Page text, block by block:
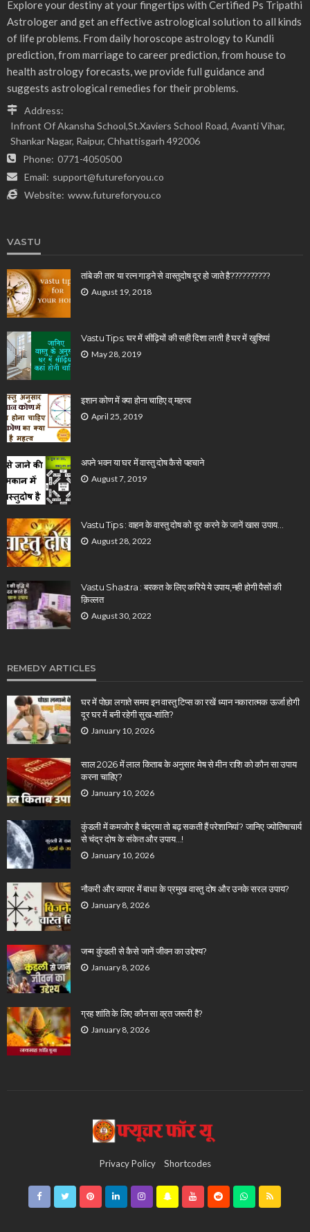
Explore your destiny at your fingertips with Certified Ps Tripathi
Astrologer and get an effective astrological solution to all kinds
of life problems. From daily horoscope astrology to Kundli
prediction, from marriage to career prediction, from house to
health astrology forecasts, we provide full guidance and
suggests astrological remedies for their problems.
Address:
Infront Of Akansha School,St.Xaviers School Road, Avanti Vihar,
Shankar Nagar, Raipur, Chhattisgarh 492006
Phone: 0771-4050500
Email: support@futureforyou.co
Website: www.futureforyou.co
VASTU
तांबे की तार या रत्न गाड़ने से वास्तुदोष दूर हो जाते है??????????
August 19, 2018
Vastu Tips: घर में सीढ़ियों की सही दिशा लाती है घर में खुशियां
May 28, 2019
इशान कोण में क्या होना चाहिए व् महत्त्व
April 25, 2019
अपने भवन या घर में वास्तु दोष कैसे पहचाने
August 7, 2019
Vastu Tips : वाहन के वास्तु दोष को दूर करने के जानें खास उपाय…
August 28, 2022
Vastu Shastra : बरकत के लिए करिये ये उपाय,नही होगी पैसों की
क़िल्लत
August 30, 2022
REMEDY ARTICLES
घर में पोछा लगाते समय इन वास्तु टिप्स का रखें ध्यान नकारात्मक ऊर्जा होगी
दूर घर में बनी रहेगी सुख-शांति?
January 10, 2026
साल 2026 में लाल किताब के अनुसार मेष से मीन राशि को कौन सा उपाय
करना चाहिए?
January 10, 2026
कुंडली में कमजोर है चंद्रमा तो बढ़ सकती हैं परेशानियां? जानिए ज्योतिषाचार्य
से चंद्र दोष के संकेत और उपाय…!
January 10, 2026
नौकरी और व्यापार में बाधा के प्रमुख वास्तु दोष और उनके सरल उपाय?
January 8, 2026
जन्म कुंडली से कैसे जानें जीवन का उद्देश्य?
January 8, 2026
ग्रह शांति के लिए कौन सा व्रत जरूरी है?
January 8, 2026
Privacy Policy Shortcodes